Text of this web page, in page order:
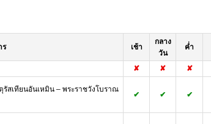
ร เช้า
กลาง
วัน
ค่ำ
✘ ✘ ✘
รัสเทียนอันเหมิน – พระราชวังโบราณ
✔ ✔ ✔